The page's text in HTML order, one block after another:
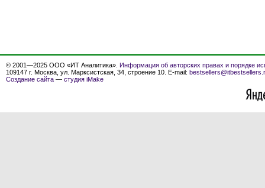
© 2001—2025 ООО «ИТ Аналитика». Информация об авторских правах и порядке
109147 г. Москва, ул. Марксистская, 34, строение 10. E-mail:
Создание сайта — студия iMake